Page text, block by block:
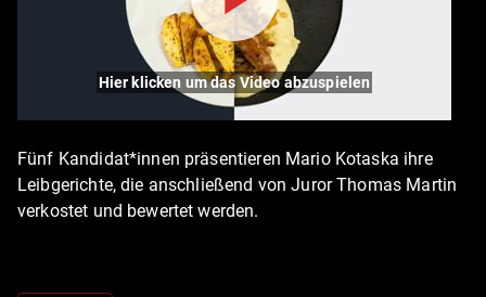
Hier klicken um das Video abzuspielen
Fünf Kandidat*innen präsentieren Mario Kotaska ihre
Leibgerichte, die anschließend von Juror Thomas Martin
verkostet und bewertet werden.